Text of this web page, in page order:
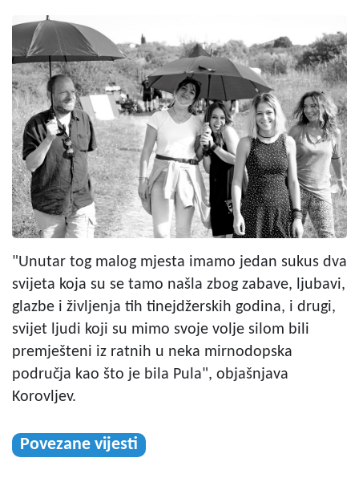
"Unutar tog malog mjesta imamo jedan sukus dva
svijeta koja su se tamo našla zbog zabave, ljubavi,
glazbe i življenja tih tinejdžerskih godina, i drugi,
svijet ljudi koji su mimo svoje volje silom bili
premješteni iz ratnih u neka mirnodopska
područja kao što je bila Pula", objašnjava
Korovljev.
Povezane vijesti